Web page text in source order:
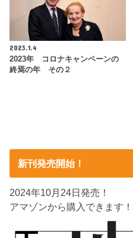
2023.1.4
2023年 コロナキャンペーンの
終焉の年 その２
新刊発売開始！
2024年10月24日発売！
アマゾンから購入できます！